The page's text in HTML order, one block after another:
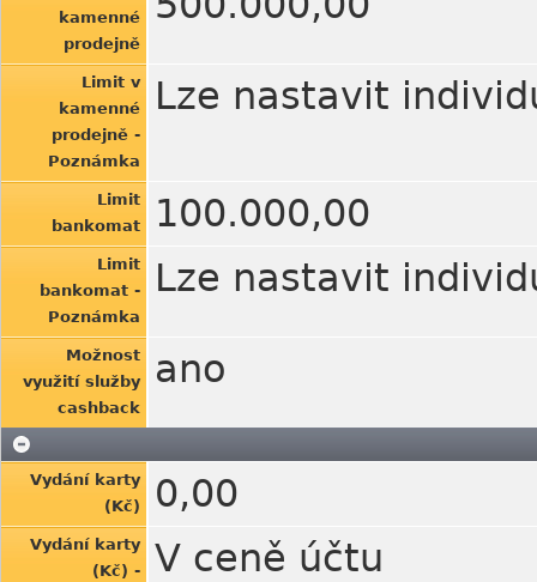
kamenné
prodejně
Limit v
kamenné
prodejně -
Poznámka
Lze nastavit
Limit
bankomat
100.000,00
Limit
bankomat -
Poznámka
Lze nastavit
Možnost
využití služby
cashback
ano
Vydání karty
(Kč)
0,00
Vydání karty
(Kč) -
V ceně účtu